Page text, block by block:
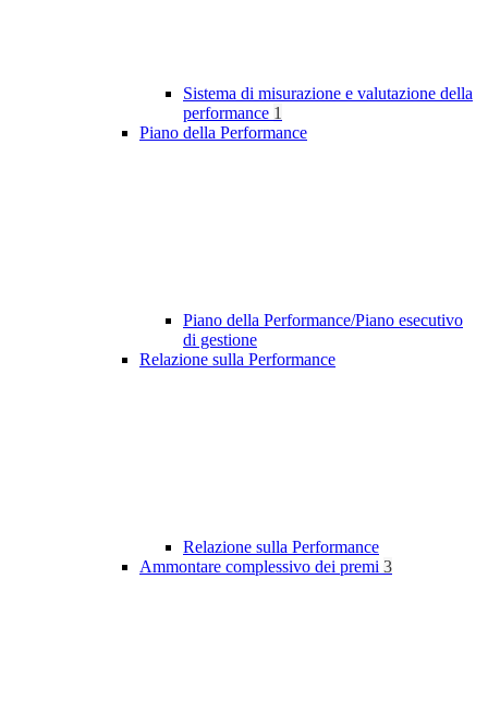
Sistema di misurazione e valutazione della
performance 1
Piano della Performance
Piano della Performance/Piano esecutivo
di gestione
Relazione sulla Performance
Relazione sulla Performance
Ammontare complessivo dei premi 3